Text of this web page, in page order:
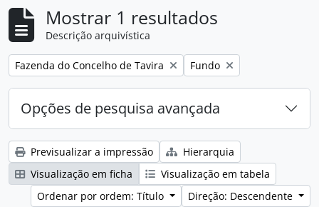
Mostrar 1 resultados
Descrição arquivística
Remover filtro:
Fazenda do Concelho de Tavira Remover filtro:
Fundo
Opções de pesquisa avançada
Previsualizar a impressão
Hierarquia
Visualização em ficha
Visualização em tabela
Ordenar por ordem: Título
Direção: Descendente